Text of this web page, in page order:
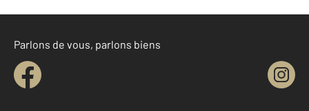
Parlons de vous, parlons biens